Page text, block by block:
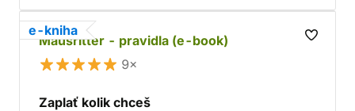
e-kniha
Mausritter - pravidla (e-book)
9×
Zaplať kolik chceš